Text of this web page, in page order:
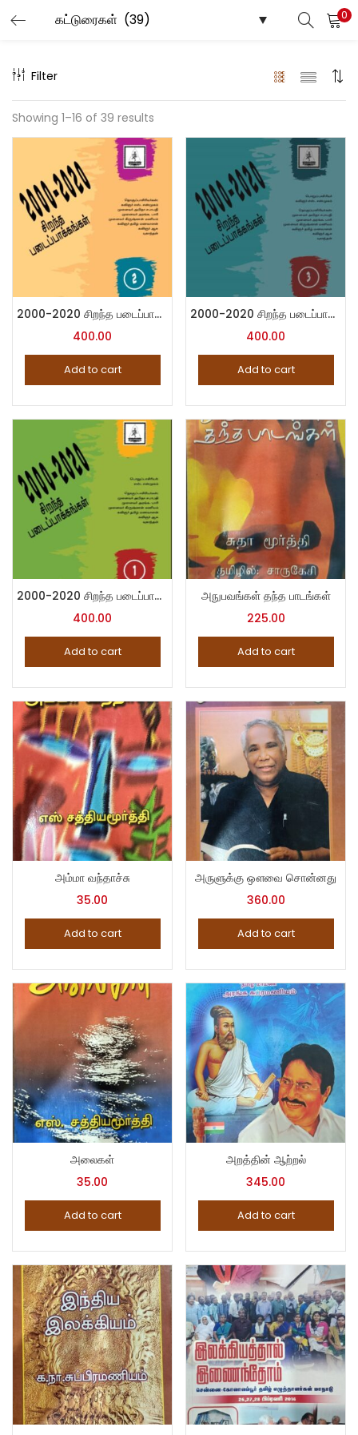
0
Filter
Showing 1–16 of 39 results
2000-2020 சிறந்த படைப்பாக்கங்கள் – 2
400.00
Add to cart
2000-2020 சிறந்த படைப்பாக்கங்கள் – 3
400.00
Add to cart
2000-2020 சிறந்த படைப்பாக்கங்கள்-1
400.00
Add to cart
அநுபவங்கள் தந்த பாடங்கள்
225.00
Add to cart
அம்மா வந்தாச்சு
35.00
Add to cart
அருளுக்கு ஔவை சொன்னது
360.00
Add to cart
அலைகள்
35.00
Add to cart
அறத்தின் ஆற்றல்
345.00
Add to cart
LOGIN
Enter your username and password to login.
Remember me
Lost password?